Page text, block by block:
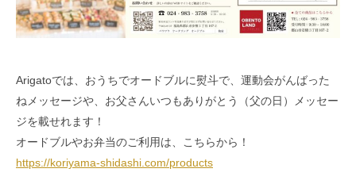
Arigatoでは、おうちでオードブルに熨斗で、運動会がんばった
ねメッセージや、お父さんいつもありがとう（父の日）メッセー
ジを載せれます！
オードブルやお弁当のご利用は、こちらから！
https://koriyama-shidashi.com/products